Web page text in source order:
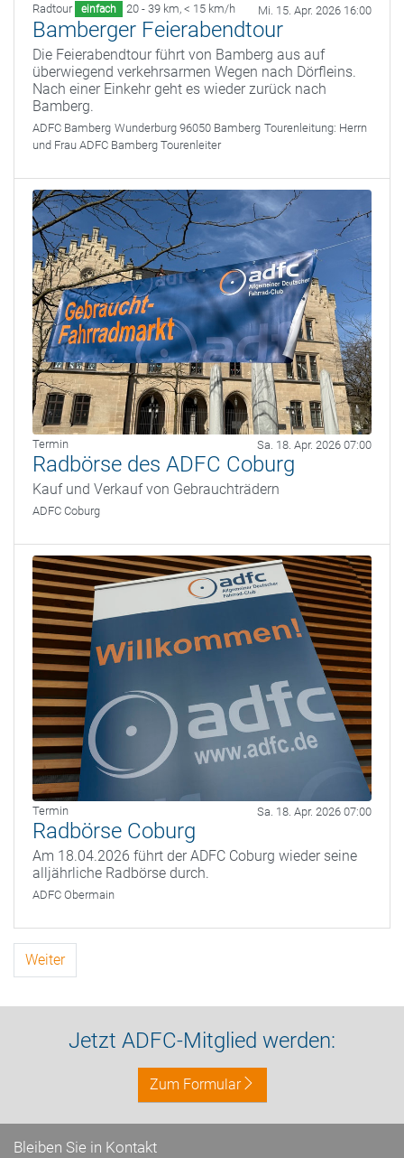
Radtour einfach 20 - 39 km, < 15 km/h Mi. 15. Apr. 2026 16:00
Bamberger Feierabendtour
Die Feierabendtour führt von Bamberg aus auf
überwiegend verkehrsarmen Wegen nach Dörfleins.
Nach einer Einkehr geht es wieder zurück nach
Bamberg.
ADFC Bamberg Wunderburg 96050 Bamberg Tourenleitung: Herrn
und Frau ADFC Bamberg Tourenleiter
Termin Sa. 18. Apr. 2026 07:00
Radbörse des ADFC Coburg
Kauf und Verkauf von Gebrauchträdern
ADFC Coburg
Termin Sa. 18. Apr. 2026 07:00
Radbörse Coburg
Am 18.04.2026 führt der ADFC Coburg wieder seine
alljährliche Radbörse durch.
ADFC Obermain
Weiter
Jetzt ADFC-Mitglied werden:
Zum Formular
Bleiben Sie in Kontakt